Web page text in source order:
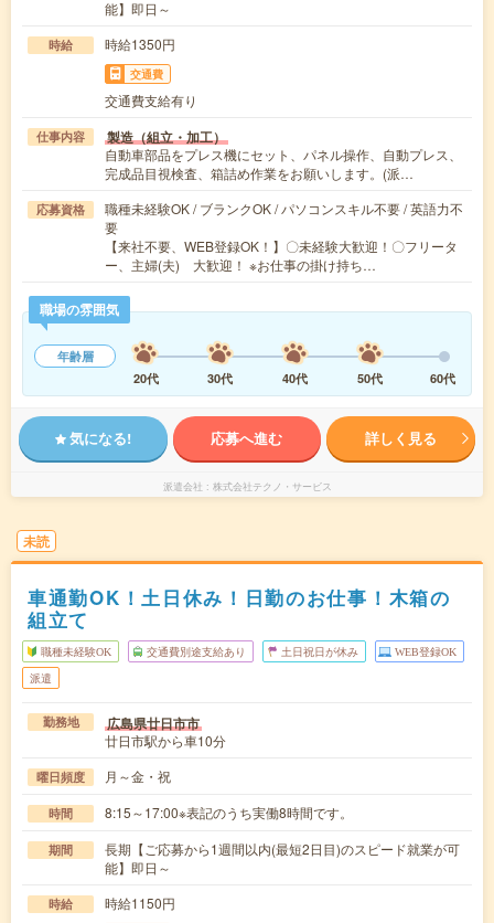
能】即日～
時給 時給1350円
交通費
交通費支給有り
仕事内容 製造（組立・加工）
自動車部品をプレス機にセット、パネル操作、自動プレス、
完成品目視検査、箱詰め作業をお願いします。(派…
応募資格
職種未経験OK / ブランクOK / パソコンスキル不要 / 英語力不
要
【来社不要、WEB登録OK！】〇未経験大歓迎！〇フリータ
ー、主婦(夫) 大歓迎！ ※お仕事の掛け持ち…
職場の雰囲気
年齢層
20代
30代 40代 50代 60代
気になる! 応募へ進む 詳しく見る
派遣会社 株式会社テクノ・サービス
未読
車通勤OK！土日休み！日勤のお仕事！木箱の
組立て
職種未経験OK 交通費別途支給あり 土日祝日が休み WEB登録OK
派遣
勤務地 広島県廿日市市
廿日市駅から車10分
曜日頻度 月～金・祝
時間 8:15～17:00※表記のうち実働8時間です。
期間
長期【ご応募から1週間以内(最短2日目)のスピード就業が可
能】即日～
時給 時給1150円